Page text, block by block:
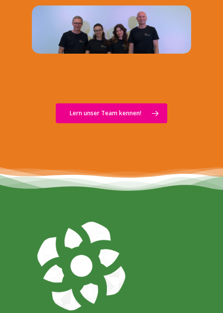
Lern unser Team kennen!